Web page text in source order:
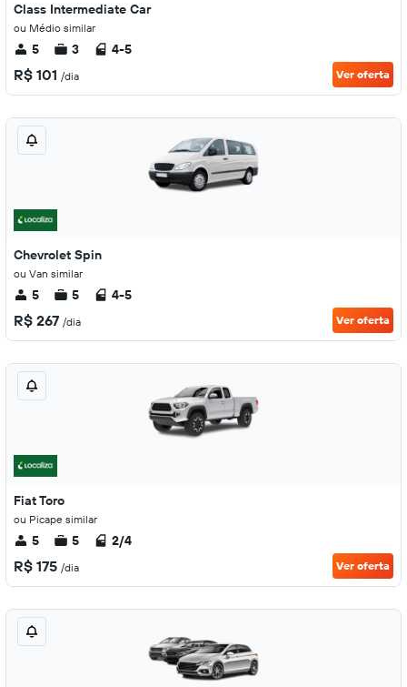
Class Intermediate Car
ou Médio similar
5 3 4-5
R$ 101 /dia Ver oferta
Chevrolet Spin
ou Van similar
5 5 4-5
R$ 267 /dia Ver oferta
Fiat Toro
ou Picape similar
5 5 2/4
R$ 175 /dia Ver oferta